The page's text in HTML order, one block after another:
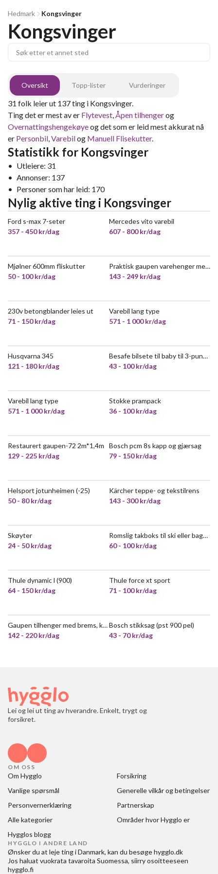
Hedmark Kongsvinger
Kongsvinger
Oversikt Topp-lister Vurderinger
31 folk leier ut 137ting i Kongsvinger.
Ting det er mest av er Flytevest,Åpen tilhengerog
Overnattingshengekøyeog det som er leid mest akkurat nå
er Personbil,Varebilog Manuell Flisekutter.
Statistikk for Kongsvinger
• Utleiere: 31
• Annonser: 137
• Personer som har leid: 170
Nylig aktive ting i Kongsvinger
Ford s-max 7-seter
357 - 450 kr/dag
VELDIG POPULÆR
Mercedes vito varebil
607 - 800 kr/dag
Mjølner 600mm fliskutter
50 - 100 kr/dag
POPULÆR
Praktisk gaupen varehenger med presenning – 750 kg – kongsvinger
143 - 249 kr/dag
230v betongblander leies ut
71 - 150 kr/dag
Varebil lang type
571 - 1 000 kr/dag
Husqvarna 345
121 - 180 kr/dag
Besafe bilsete til baby til 3-punkts belte
43 - 100 kr/dag
Varebil lang type
571 - 1 000 kr/dag
Stokke prampack
36 - 100 kr/dag
POPULÆR
Restaurert gaupen-72 2m*1,4m
129 - 225 kr/dag
Bosch pcm 8s kapp og gjærsag
79 - 150 kr/dag
VELDIG POPULÆR
Helsport jotunheimen (-25)
50 - 80 kr/dag
VELDIG POPULÆR
Kärcher teppe- og tekstilrens
143 - 300 kr/dag
Skøyter
24 - 50 kr/dag
Romslig takboks til ski eller bagasje
60 - 100 kr/dag
Thule dynamic l (900)
64 - 150 kr/dag
Thule force xt sport
71 - 100 kr/dag
POPULÆR
Gaupen tilhenger med brems, karmer og presenning
142 - 220 kr/dag
Bosch stikksag (pst 900 pel)
43 - 70 kr/dag
Lei og lei ut ting av hverandre. Enkelt, trygt og
forsikret.
OM OSS
Om Hygglo
Forsikring
Vanlige spørsmål
Generelle vilkår og betingelser
Personvernerklæring
Partnerskap
Alle kategorier
Områder hvor Hygglo er
Hygglos blogg
HYGGLO I ANDRE LAND
Ønsker du at leje ting i Danmark, kan du besøgehygglo.dk
Jos haluat vuokrata tavaroita Suomessa, siirry osoitteeseen
hygglo.fi